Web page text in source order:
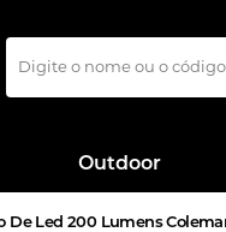
Outdoor
De Led 200 Lumens